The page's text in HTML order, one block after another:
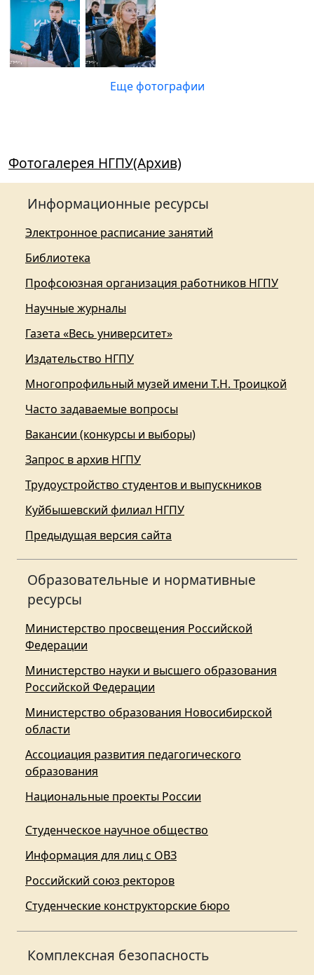
Еще фотографии
Фотогалерея НГПУ(Архив)
Информационные ресурсы
Электронное расписание занятий
Библиотека
Профсоюзная организация работников НГПУ
Научные журналы
Газета «Весь университет»
Издательство НГПУ
Многопрофильный музей имени Т.Н. Троицкой
Часто задаваемые вопросы
Вакансии (конкурсы и выборы)
Запрос в архив НГПУ
Трудоустройство студентов и выпускников
Куйбышевский филиал НГПУ
Предыдущая версия сайта
Образовательные и нормативные
ресурсы
Министерство просвещения Российской
Федерации
Министерство науки и высшего образования
Российской Федерации
Министерство образования Новосибирской
области
Ассоциация развития педагогического
образования
Национальные проекты России
Студенческое научное общество
Информация для лиц с ОВЗ
Российский союз ректоров
Студенческие конструкторские бюро
Комплексная безопасность